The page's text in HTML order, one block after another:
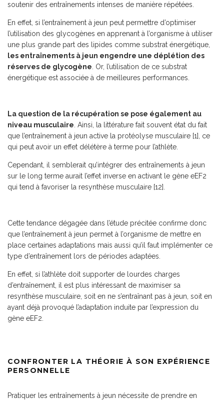
soutenir des entraînements intenses de manière répétées.
En effet, si l’entraînement à jeun peut permettre d’optimiser
l’utilisation des glycogènes en apprenant à l’organisme à utiliser
une plus grande part des lipides comme substrat énergétique,
les entraînements à jeun engendre une déplétion des
réserves de glycogène . Or, l’utilisation de ce substrat
énergétique est associée à de meilleures performances.
La question de la récupération se pose également au
niveau musculaire . Ainsi, la littérature fait souvent état du fait
que l’entraînement à jeun active la protéolyse musculaire [1], ce
qui peut avoir un effet délétère à terme pour l’athlète.
Cependant, il semblerait qu’intégrer des entraînements à jeun
sur le long terme aurait l’effet inverse en activant le gène eEF2
qui tend à favoriser la resynthèse musculaire [12].
Cette tendance dégagée dans l’étude précitée confirme donc
que l’entraînement à jeun permet à l’organisme de mettre en
place certaines adaptations mais aussi qu’il faut implémenter ce
type d’entraînement lors de périodes adaptées.
En effet, si l’athlète doit supporter de lourdes charges
d’entraînement, il est plus intéressant de maximiser sa
resynthèse musculaire, soit en ne s’entraînant pas à jeun, soit en
ayant déjà provoqué l’adaptation induite par l’expression du
gène eEF2.
CONFRONTER LA THÉORIE À SON EXPÉRIENCE
PERSONNELLE
Pratiquer les entraînements à jeun nécessite de prendre en